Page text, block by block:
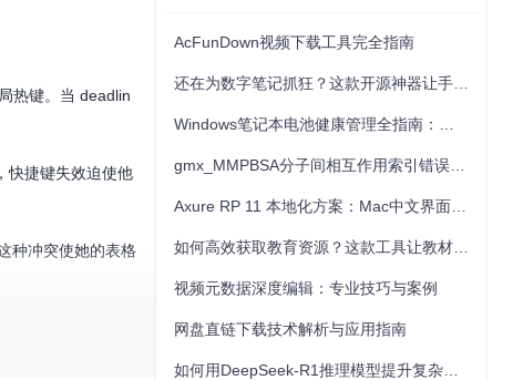
热键。当 deadlin
快捷键失效迫使他
种冲突使她的表格
AcFunDown视频下载工具完全指南
视频元数据深度编辑：专业技巧与案例
网盘直链下载技术解析与应用指南